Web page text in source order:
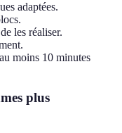
adaptées.
les réaliser.
moins 10 minutes
plus